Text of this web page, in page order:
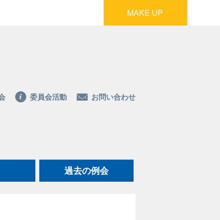
MAKE UP
委員会活動 お問い合わせ
過去の例会